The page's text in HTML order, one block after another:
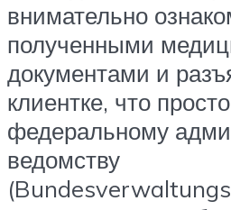
внимательно
полученными
документами и
клиентке, что
федеральному
ведомству